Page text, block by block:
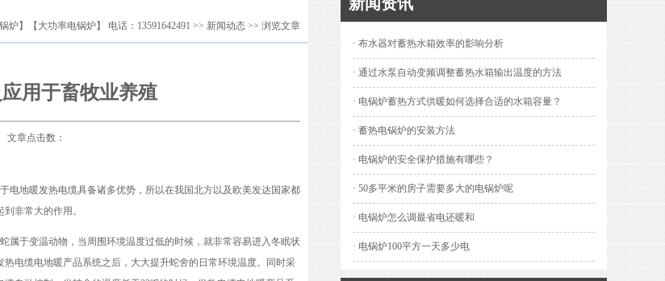
炉】【大功率电锅炉】 电话：13591642491 >> 新闻动态 >> 浏览文章
用于畜牧业养殖
章点击数：
地暖发热电缆具备诸多优势，所以在我国北方以及欧美发达国家都
非常大的作用。
于变温动物，当周围环境温度过低的时候，就非常容易进入冬眠状
电缆电地暖产品系统之后，大大提升蛇舍的日常环境温度。同时采
· 布水器对蓄热水箱效率的影响分析
· 通过水泵自动变频调整蓄热水箱输出温度的方法
· 电锅炉蓄热方式供暖如何选择合适的水箱容量？
· 蓄热电锅炉的安装方法
· 电锅炉的安全保护措施有哪些？
· 50多平米的房子需要多大的电锅炉呢
· 电锅炉怎么调最省电还暖和
· 电锅炉100平方一天多少电